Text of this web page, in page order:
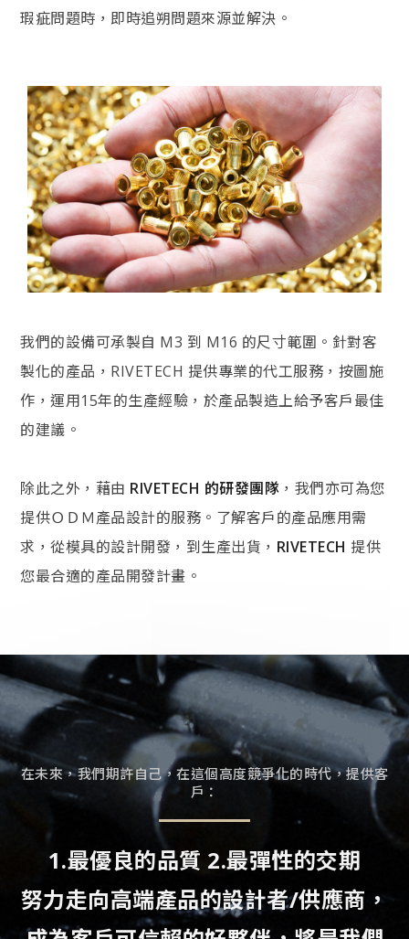
瑕疵問題時，即時追朔問題來源並解決。
我們的設備可承製自 M3 到 M16 的尺寸範圍。針對客
製化的產品，RIVETECH 提供專業的代工服務，按圖施
作，運用15年的生產經驗，於產品製造上給予客戶最佳
的建議。
除此之外，藉由 RIVETECH 的研發團隊 ，我們亦可為您
提供ＯＤＭ產品設計的服務。了解客戶的產品應用需
求，從模具的設計開發，到生產出貨， RIVETECH 提供
您最合適的產品開發計畫。
在未來，我們期許自己，在這個高度競爭化的時代，提供客
戶：
1.最優良的品質 2.最彈性的交期
努力走向高端產品的設計者/供應商，